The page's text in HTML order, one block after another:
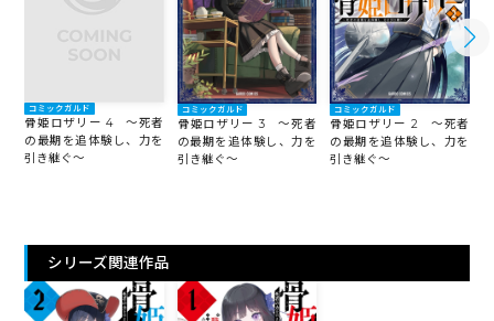
コミックガルド
骨姫ロザリー 4 ～死者
の最期を追体験し、力を
引き継ぐ～
コミックガルド
骨姫ロザリー 3 ～死者
の最期を追体験し、力を
引き継ぐ～
コミックガルド
骨姫ロザリー 2 ～死者
の最期を追体験し、力を
引き継ぐ～
シリーズ関連作品